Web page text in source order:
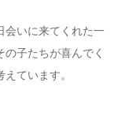
会いに来てくれた一
子たちが喜んでく
ています。